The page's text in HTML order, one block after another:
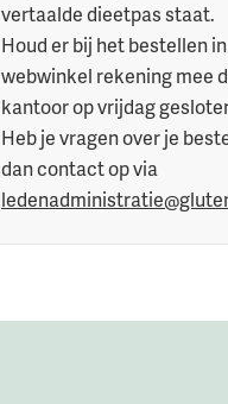
vertaalde dieetpas staat.
Houd er bij het bestellen
webwinkel rekening mee
kantoor op vrijdag
Heb je vragen over je
dan contact op via